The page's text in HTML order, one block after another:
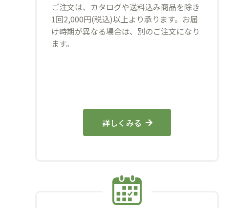
ご注文は、カタログや送料込み商品を除き
1回2,000円(税込)以上より承ります。お届
け時期が異なる場合は、別のご注文になり
ます。
詳しくみる